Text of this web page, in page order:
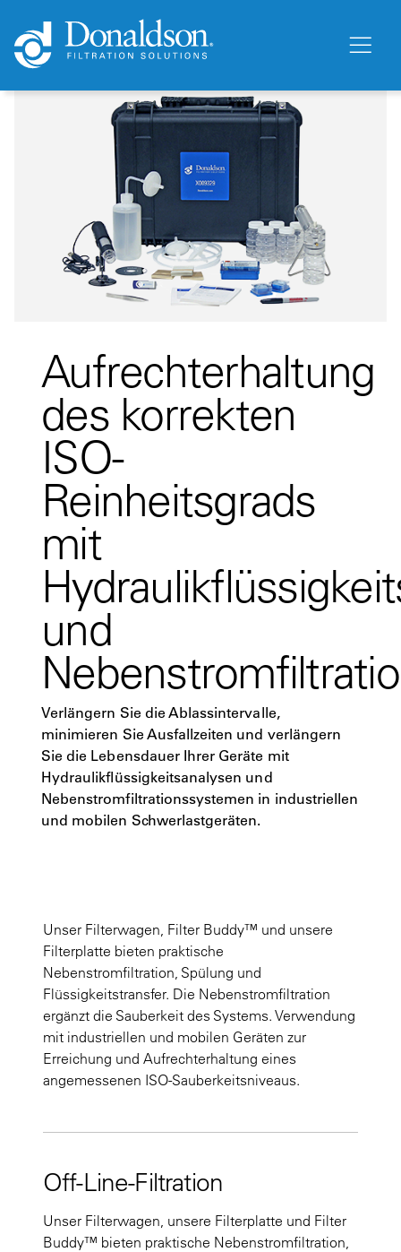
Aufrechterhaltung
des korrekten
ISO-
Reinheitsgrads
mit
und
Verlängern Sie die Ablassintervalle,
minimieren Sie Ausfallzeiten und verlängern
Sie die Lebensdauer Ihrer Geräte mit
Hydraulikflüssigkeitsanalysen und
Nebenstromfiltrationssystemen in industriellen
und mobilen Schwerlastgeräten.
Unser Filterwagen, Filter Buddy™ und unsere
Filterplatte bieten praktische
Nebenstromfiltration, Spülung und
Flüssigkeitstransfer. Die Nebenstromfiltration
ergänzt die Sauberkeit des Systems. Verwendung
mit industriellen und mobilen Geräten zur
Erreichung und Aufrechterhaltung eines
angemessenen ISO-Sauberkeitsniveaus.
Off-Line-Filtration
Unser Filterwagen, unsere Filterplatte und Filter
Buddy™ bieten praktische Nebenstromfiltration,